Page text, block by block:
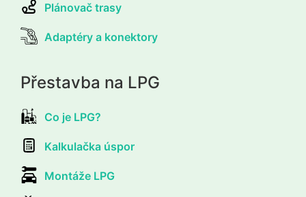
Plánovač trasy
Adaptéry a konektory
Přestavba na LPG
Co je LPG?
Kalkulačka úspor
Montáže LPG